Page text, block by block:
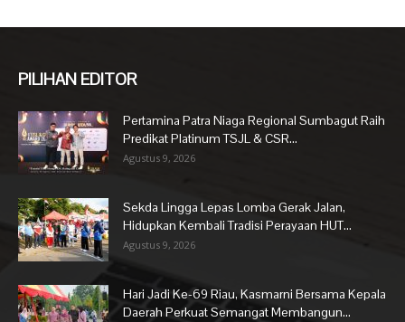
PILIHAN EDITOR
Pertamina Patra Niaga Regional Sumbagut Raih
Predikat Platinum TSJL & CSR...
Agustus 9, 2026
Sekda Lingga Lepas Lomba Gerak Jalan,
Hidupkan Kembali Tradisi Perayaan HUT...
Agustus 9, 2026
Hari Jadi Ke-69 Riau, Kasmarni Bersama Kepala
Daerah Perkuat Semangat Membangun...